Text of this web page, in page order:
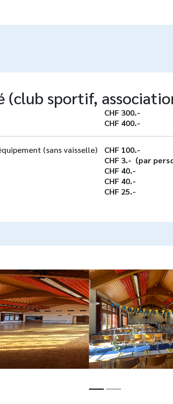
(club sportif,
CHF 300.-
CHF 400.-
(sans vaisselle)
CHF 100.-
CHF 3.- (par
CHF 40.-
CHF 40.-
CHF 25.-